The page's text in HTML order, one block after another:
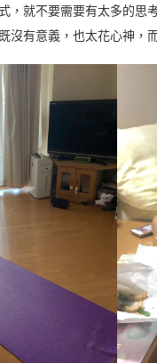
，就不要需要有太多的思
沒有意義，也太花心神，